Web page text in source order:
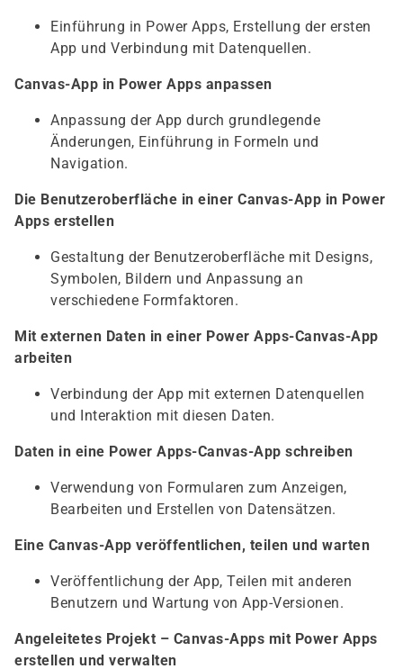
Einführung in Power Apps, Erstellung der ersten
App und Verbindung mit Datenquellen.
Canvas-App in Power Apps anpassen
Anpassung der App durch grundlegende
Änderungen, Einführung in Formeln und
Navigation.
Die Benutzeroberfläche in einer Canvas-App in Power
Apps erstellen
Gestaltung der Benutzeroberfläche mit Designs,
Symbolen, Bildern und Anpassung an
verschiedene Formfaktoren.
Mit externen Daten in einer Power Apps-Canvas-App
arbeiten
Verbindung der App mit externen Datenquellen
und Interaktion mit diesen Daten.
Daten in eine Power Apps-Canvas-App schreiben
Verwendung von Formularen zum Anzeigen,
Bearbeiten und Erstellen von Datensätzen.
Eine Canvas-App veröffentlichen, teilen und warten
Veröffentlichung der App, Teilen mit anderen
Benutzern und Wartung von App-Versionen.
Angeleitetes Projekt – Canvas-Apps mit Power Apps
erstellen und verwalten